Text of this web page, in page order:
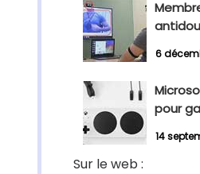
6
pour
14
Sur le web :